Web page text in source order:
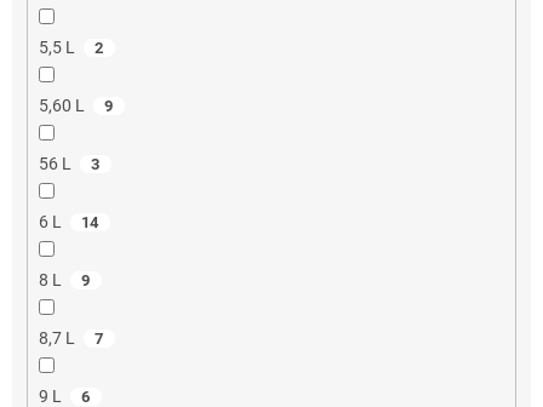
5,5 L 2
5,60 L 9
56 L 3
6 L 14
8 L 9
8,7 L 7
9 L 6